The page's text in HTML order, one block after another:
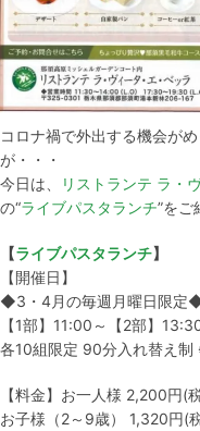
コロナ禍で外出する機会が
が・・・
今日は、
リストランテ ラ・
の“ライブパスタランチ”を
【ライブパスタランチ】
【開催日】
◆3・4月の毎週月曜日限定
【1部】11:00～【2部】
各10組限定 90分入れ替え制
【料金】お一人様 2,200円(
お子様（2～9歳） 1,320円(